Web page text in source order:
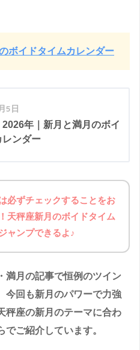
ボイドタイムカレンダー
5日
2026年｜新月と満月のボイ
レンダー
必ずチェックすることをお
天秤座新月のボイドタイム
ャンプできるよ♪
満月の記事で恒例のツイン
今回も新月のパワーで力強
秤座の新月のテーマに合わ
ご紹介しています。